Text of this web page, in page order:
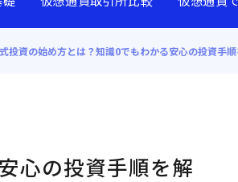
投資の始め方とは？知識0でもわかる安心の投資手順
心の投資手順を解